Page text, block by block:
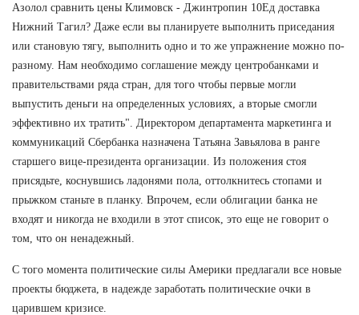
Азолол сравнить цены Климовск - Джинтропин 10Ед доставка
Нижний Тагил? Даже если вы планируете выполнить приседания
или становую тягу, выполнить одно и то же упражнение можно по-
разному. Нам необходимо соглашение между центробанками и
правительствами ряда стран, для того чтобы первые могли
выпустить деньги на определенных условиях, а вторые смогли
эффективно их тратить". Директором департамента маркетинга и
коммуникаций Сбербанка назначена Татьяна Завьялова в ранге
старшего вице-президента организации. Из положения стоя
присядьте, коснувшись ладонями пола, оттолкнитесь стопами и
прыжком станьте в планку. Впрочем, если облигации банка не
входят и никогда не входили в этот список, это еще не говорит о
том, что он ненадежный.
С того момента политические силы Америки предлагали все новые
проекты бюджета, в надежде заработать политические очки в
царившем кризисе.